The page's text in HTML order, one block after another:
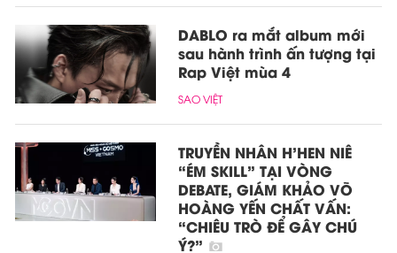
DABLO ra mắt album mới
sau hành trình ấn tượng tại
Rap Việt mùa 4
SAO VIỆT
TRUYỀN NHÂN H’HEN NIÊ
“ÉM SKILL” TẠI VÒNG
DEBATE, GIÁM KHẢO VÕ
HOÀNG YẾN CHẤT VẤN:
“CHIÊU TRÒ ĐỂ GÂY CHÚ
Ý?”